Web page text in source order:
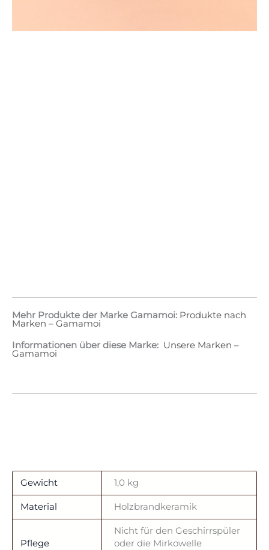
Mehr Produkte der Marke Gamamoi: Produkte nach
Marken – Gamamoi
Informationen über diese Marke: Unsere Marken –
Gamamoi
Gewicht 1,0 kg
Material Holzbrandkeramik
Pflege
Nicht für den Geschirrspüler
oder die Mirkowelle